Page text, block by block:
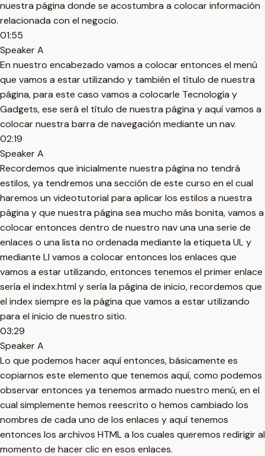
nuestra página donde se acostumbra a colocar información
relacionada con el negocio.
01:55
Speaker A
En nuestro encabezado vamos a colocar entonces el menú
que vamos a estar utilizando y también el título de nuestra
página, para este caso vamos a colocarle Tecnología y
Gadgets, ese será el título de nuestra página y aquí vamos a
colocar nuestra barra de navegación mediante un nav.
02:19
Speaker A
Recordemos que inicialmente nuestra página no tendrá
estilos, ya tendremos una sección de este curso en el cual
haremos un videotutorial para aplicar los estilos a nuestra
página y que nuestra página sea mucho más bonita, vamos a
colocar entonces dentro de nuestro nav una una serie de
enlaces o una lista no ordenada mediante la etiqueta UL y
mediante LI vamos a colocar entonces los enlaces que
vamos a estar utilizando, entonces tenemos el primer enlace
sería el index.html y sería la página de inicio, recordemos que
el index siempre es la página que vamos a estar utilizando
para el inicio de nuestro sitio.
03:29
Speaker A
Lo que podemos hacer aquí entonces, básicamente es
copiarnos este elemento que tenemos aquí, como podemos
observar entonces ya tenemos armado nuestro menú, en el
cual simplemente hemos reescrito o hemos cambiado los
nombres de cada uno de los enlaces y aquí tenemos
entonces los archivos HTML a los cuales queremos redirigir al
momento de hacer clic en esos enlaces.